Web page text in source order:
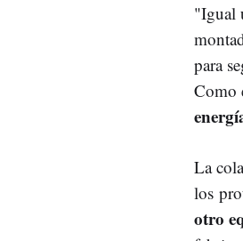
"Igual
para
Como
La
los
otro